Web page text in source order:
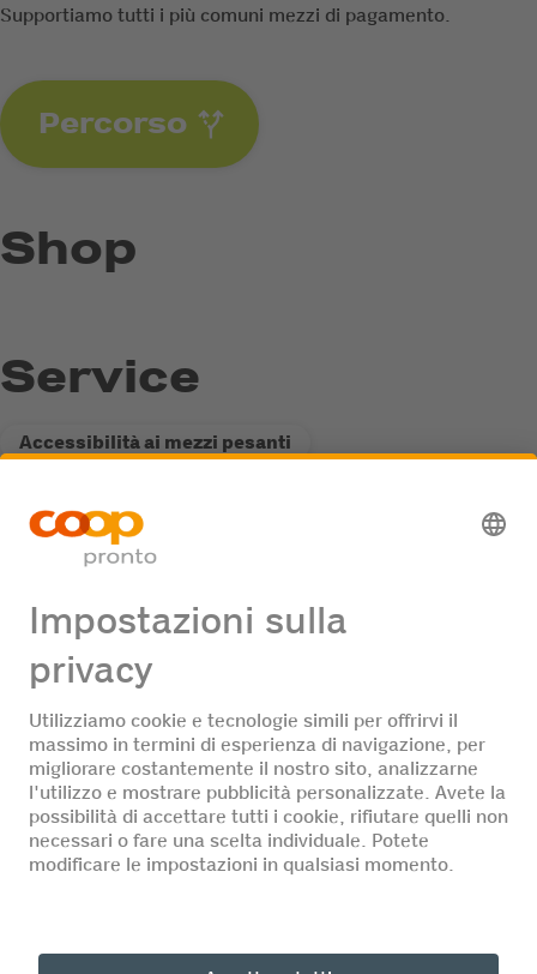
Supportiamo tutti i più comuni mezzi di pagamento.
Percorso
Shop
Service
Accessibilità ai mezzi pesanti
Offerte di lavoro
Nessuna offerta di lavoro
© Coop Pronto